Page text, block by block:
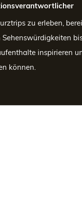
zu erleben,
inspirieren
können.